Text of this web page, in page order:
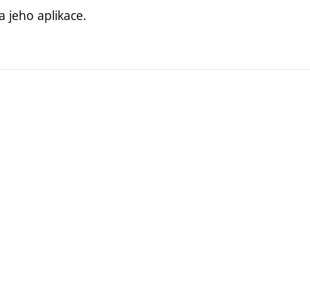
jeho aplikace.